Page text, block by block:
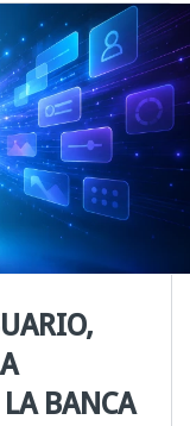
BANCA